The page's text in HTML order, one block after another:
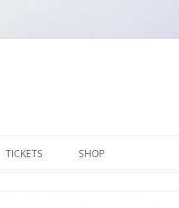
TICKETS SHOP